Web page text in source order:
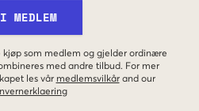
MEDLEM
som medlem og gjelder ordinære
med andre tilbud. For mer
les vår medlemsvilkår and our